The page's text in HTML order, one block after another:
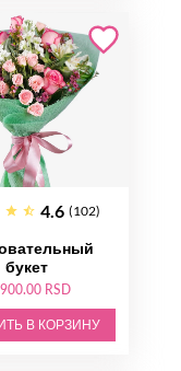
4.6 (102)
букет
RSD
В КОРЗИНУ